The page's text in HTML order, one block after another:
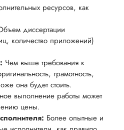
и
ресурсов, как
диссертации
количество приложений)
Чем выше требования к
грамотность,
она будет стоить.
выполнение работы может
цены.
Более опытные и